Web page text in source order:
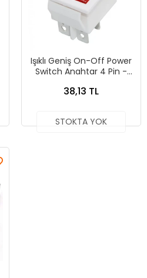
Işıklı Geniş On-Off Power
Switch Anahtar 4 Pin -
38,13 TL
STOKTA YOK